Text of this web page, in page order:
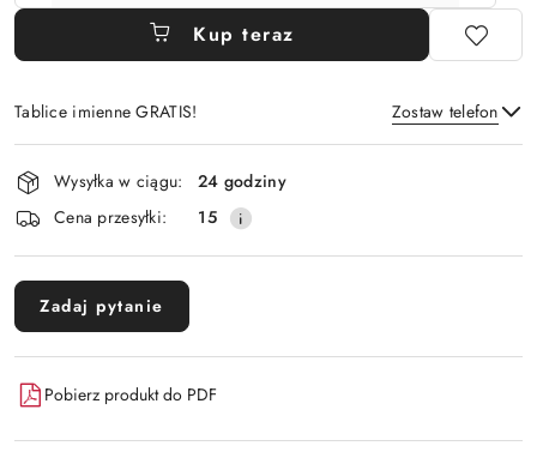
Kup teraz
Tablice imienne GRATIS! Zostaw telefon
Wyślij
Dostępność
i
dostawa
Wysyłka w ciągu:
24 godziny
Cena przesyłki:
15
Zadaj pytanie
Pobierz produkt do PDF